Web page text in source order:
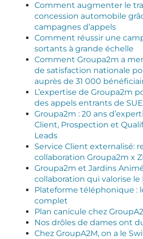
Comment augmenter le
concession automobile
campagnes d’appels
Comment réussir une
sortants à grande échelle
Comment Groupa2m a
de satisfaction nationale
auprès de 31 000
L’expertise de Groupa2m
des appels entrants de
Groupa2m : 20 ans
Client, Prospection et
Leads
Service Client externalisé:
collaboration Groupa2m x
Groupa2m et Jardins
collaboration qui valorise le
Plateforme téléphonique :
complet
Plan canicule chez
Nos drôles de dames ont
Chez GroupA2M, on a le